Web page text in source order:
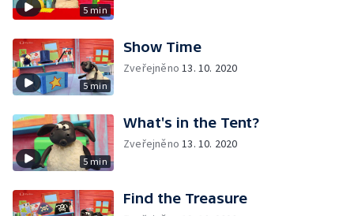
5 min
5 min
Show Time
Zveřejněno13. 10. 2020
5 min
What's in the Tent?
Zveřejněno13. 10. 2020
Find the Treasure